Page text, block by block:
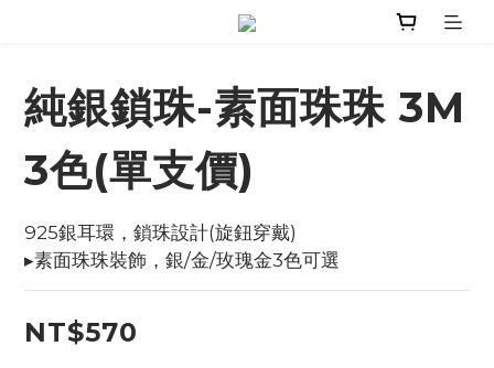
純銀鎖珠-素面珠珠 3M
3色(單支價)
925銀耳環，鎖珠設計(旋鈕穿戴)
▸素面珠珠裝飾，銀/金/玫瑰金3色可選
NT$570